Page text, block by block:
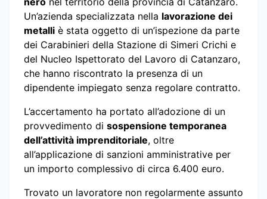
Un’azienda specializzata nella lavorazione dei
metalli è stata oggetto di un’ispezione da parte
dei Carabinieri della Stazione di Simeri Crichi e
del Nucleo Ispettorato del Lavoro di Catanzaro,
che hanno riscontrato la presenza di un
dipendente impiegato senza regolare contratto.
L’accertamento ha portato all’adozione di un
provvedimento di sospensione temporanea
dell’attività imprenditoriale, oltre
all’applicazione di sanzioni amministrative per
un importo complessivo di circa 6.400 euro.
Trovato un lavoratore non regolarmente assunto